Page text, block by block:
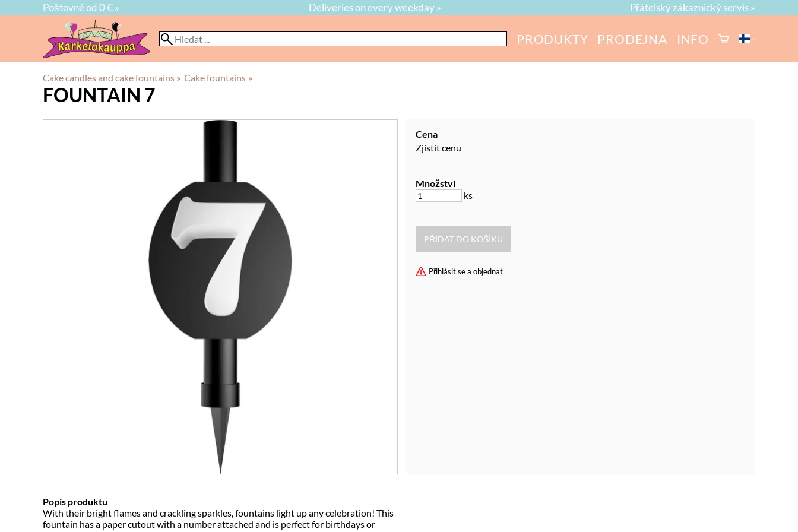
Poštovné od 0 € » Deliveries on every weekday » Přátelský zákaznický servis »
PRODUKTY PRODEJNA INFO
Cake candles and cake fountains ‪» Cake fountains ‪»
FOUNTAIN 7
Cena
Zjistit cenu
Množství
ks
Přihlásit se a objednat
Popis produktu
With their bright flames and crackling sparkles, fountains light up any celebration! This
fountain has a paper cutout with a number attached and is perfect for birthdays or